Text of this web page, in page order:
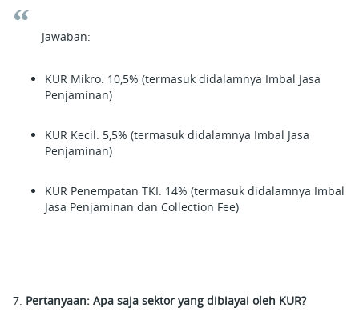
Jawaban:
KUR Mikro: 10,5% (termasuk didalamnya Imbal Jasa
Penjaminan)
KUR Kecil: 5,5% (termasuk didalamnya Imbal Jasa
Penjaminan)
KUR Penempatan TKI: 14% (termasuk didalamnya Imbal
Jasa Penjaminan dan Collection Fee)
7. Pertanyaan: Apa saja sektor yang dibiayai oleh KUR?